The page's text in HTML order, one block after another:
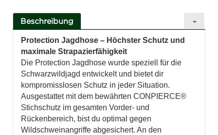
Beschreibung
Protection Jagdhose – Höchster Schutz und
maximale Strapazierfähigkeit
Die Protection Jagdhose wurde speziell für die
Schwarzwildjagd entwickelt und bietet dir
kompromisslosen Schutz in jeder Situation.
Ausgestattet mit dem bewährten CONPIERCE®
Stichschutz im gesamten Vorder- und
Rückenbereich, bist du optimal gegen
Wildschweinangriffe abgesichert. An den